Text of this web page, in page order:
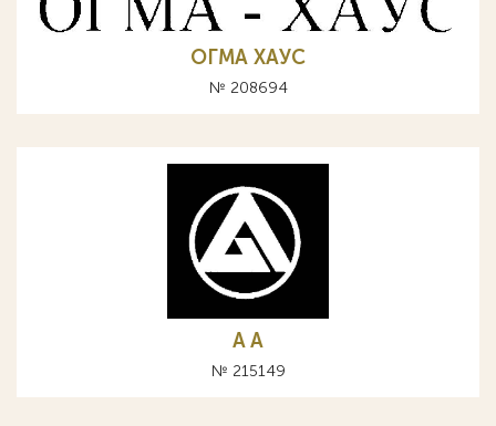
ОГМА ХАУС
№ 208694
A А
№ 215149